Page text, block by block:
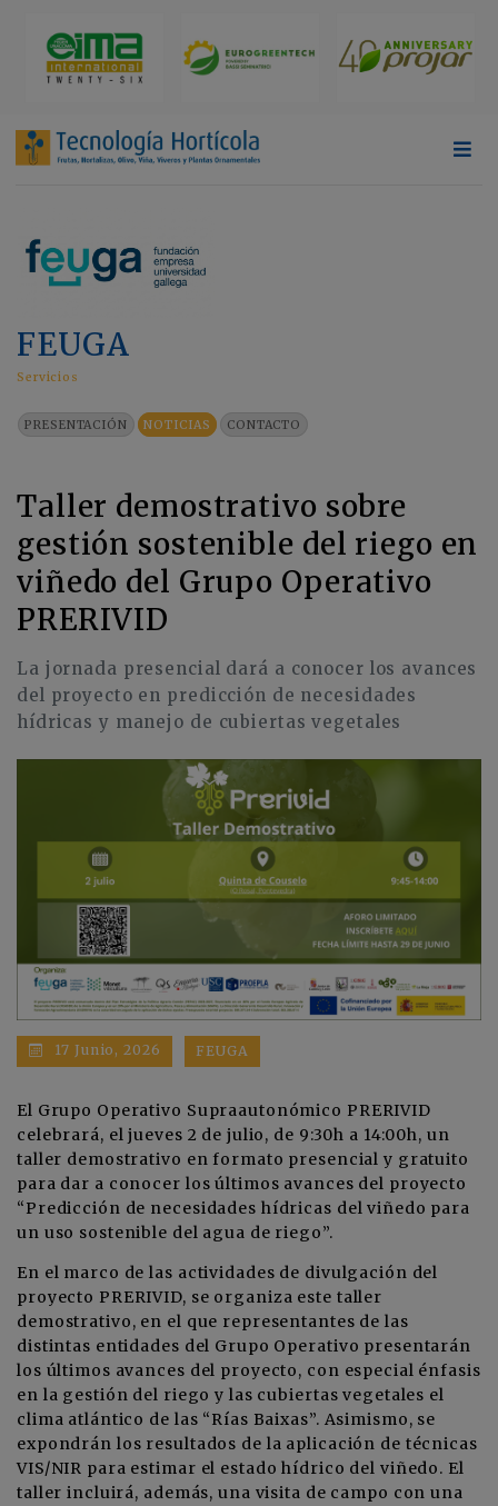
FEUGA
Servicios
PRESENTACIÓN NOTICIAS CONTACTO
Taller demostrativo sobre
gestión sostenible del riego en
viñedo del Grupo Operativo
PRERIVID
La jornada presencial dará a conocer los avances
del proyecto en predicción de necesidades
hídricas y manejo de cubiertas vegetales
17 Junio, 2026 FEUGA
El Grupo Operativo Supraautonómico PRERIVID
celebrará, el jueves 2 de julio, de 9:30h a 14:00h, un
taller demostrativo en formato presencial y gratuito
para dar a conocer los últimos avances del proyecto
“Predicción de necesidades hídricas del viñedo para
un uso sostenible del agua de riego”.
En el marco de las actividades de divulgación del
proyecto PRERIVID, se organiza este taller
demostrativo, en el que representantes de las
distintas entidades del Grupo Operativo presentarán
los últimos avances del proyecto, con especial énfasis
en la gestión del riego y las cubiertas vegetales el
clima atlántico de las “Rías Baixas”. Asimismo, se
expondrán los resultados de la aplicación de técnicas
VIS/NIR para estimar el estado hídrico del viñedo. El
taller incluirá, además, una visita de campo con una